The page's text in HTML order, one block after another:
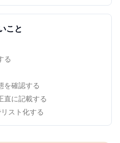
こと
る
を確認する
直に記載する
スト化する